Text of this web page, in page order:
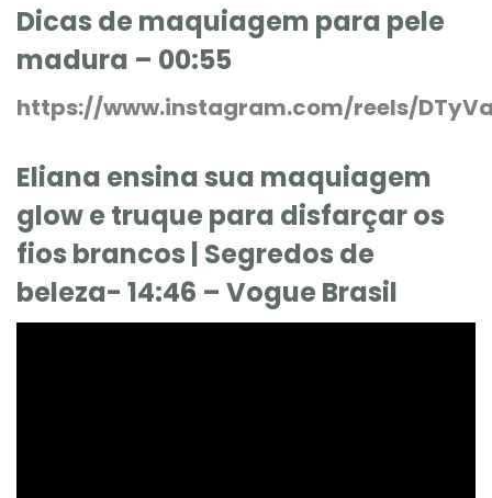
Dicas de maquiagem para pele
madura – 00:55
https://www.instagram.com/reels/
Eliana ensina sua maquiagem
glow e truque para disfarçar os
fios brancos | Segredos de
beleza- 14:46 – Vogue Brasil